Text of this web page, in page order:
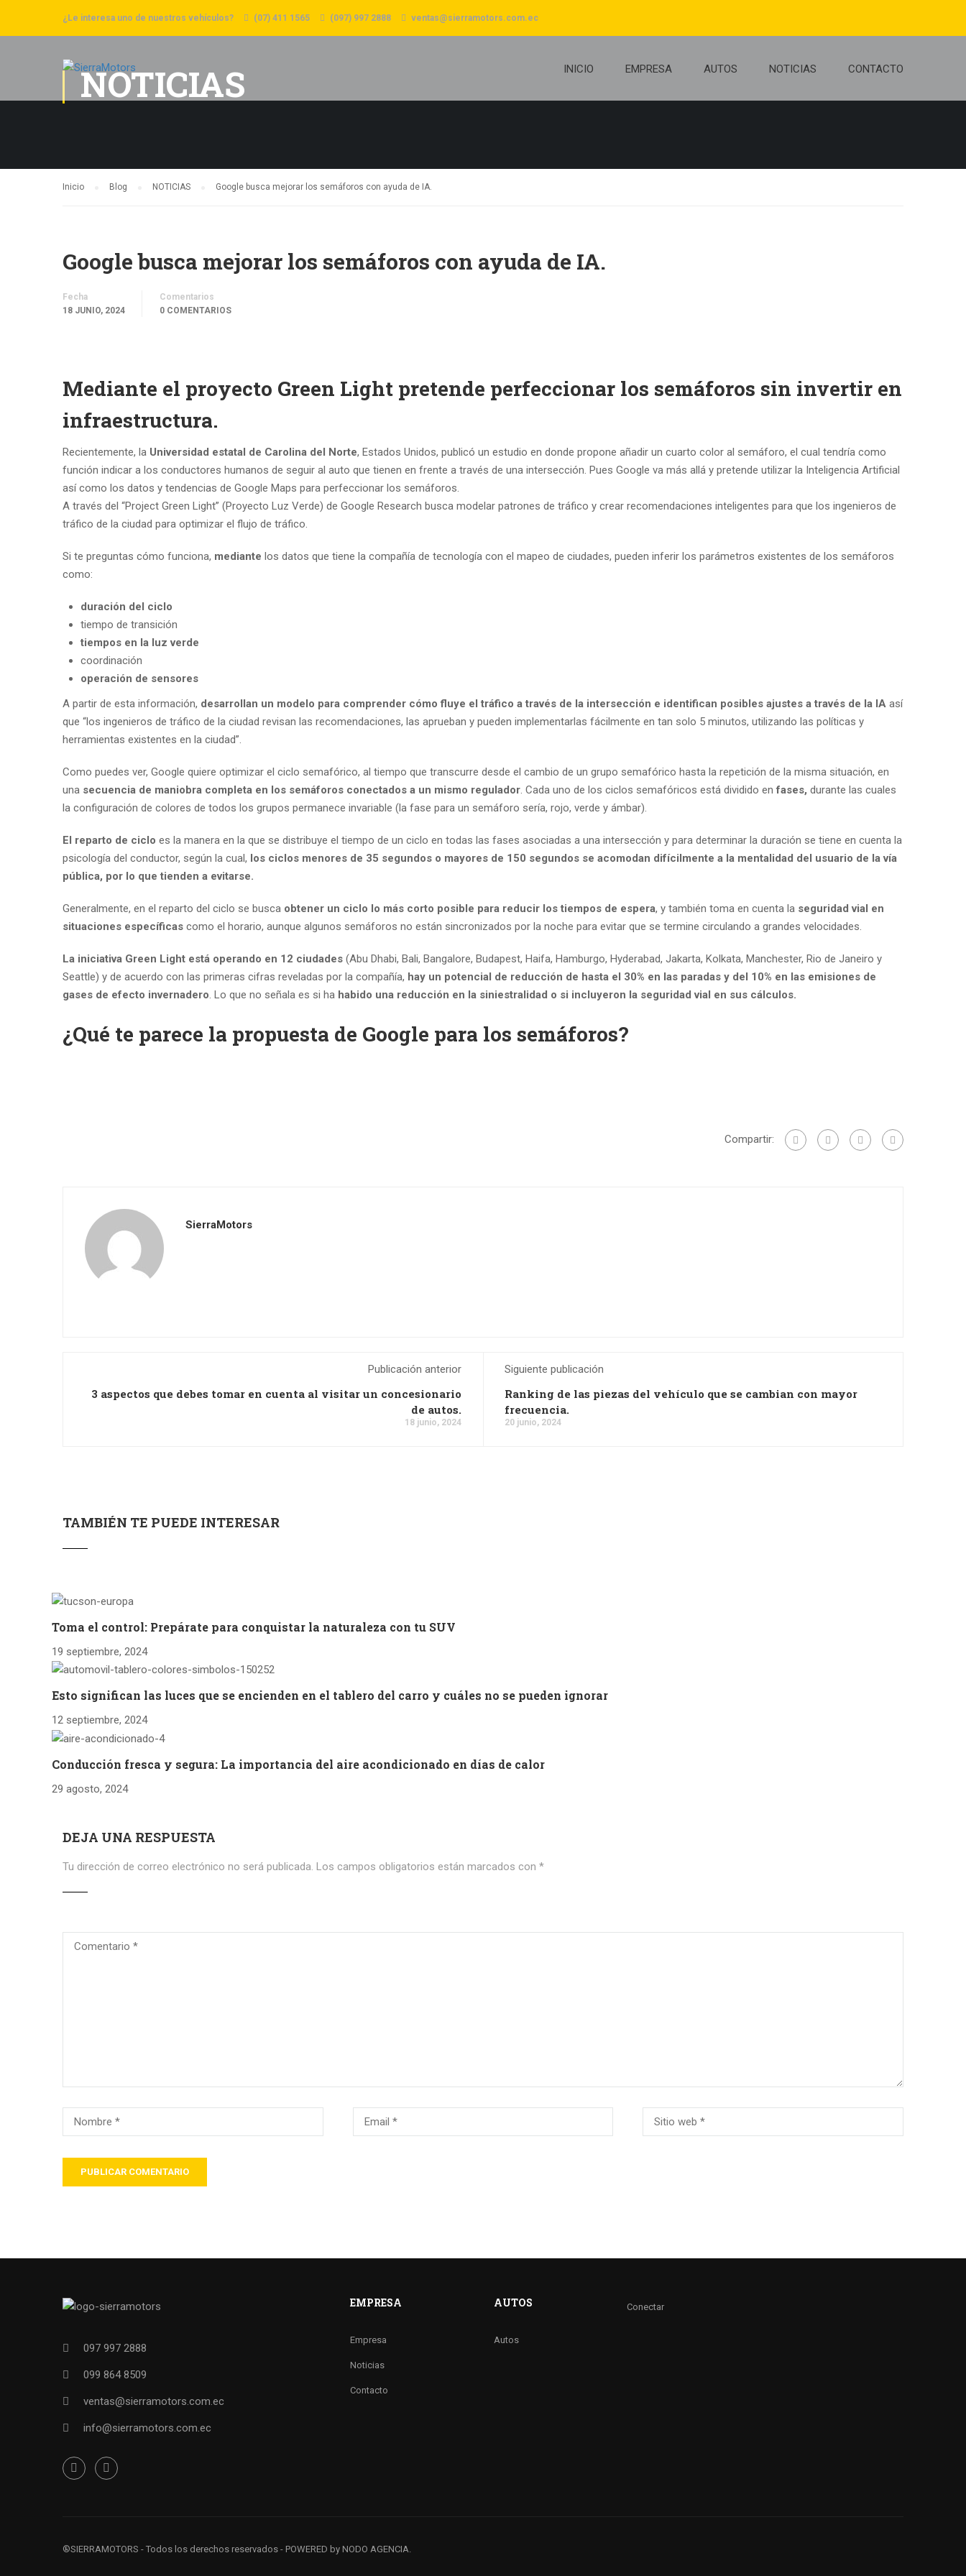
¿Le interesa uno de nuestros vehículos? (07) 411 1565 (097) 997 2888 ventas@sierramotors.com.ec
INICIO EMPRESA AUTOS NOTICIAS CONTACTO
NOTICIAS
Inicio Blog NOTICIAS Google busca mejorar los semáforos con ayuda de IA.
Google busca mejorar los semáforos con ayuda de IA.
Fecha
18 JUNIO, 2024
Comentarios
0 COMENTARIOS
Mediante el proyecto Green Light pretende perfeccionar los semáforos sin invertir en
infraestructura.
Recientemente, la Universidad estatal de Carolina del Norte, Estados Unidos, publicó un estudio en donde propone añadir un cuarto color al semáforo, el cual tendría como
función indicar a los conductores humanos de seguir al auto que tienen en frente a través de una intersección. Pues Google va más allá y pretende utilizar la Inteligencia Artificial
así como los datos y tendencias de Google Maps para perfeccionar los semáforos.
A través del “Project Green Light” (Proyecto Luz Verde) de Google Research busca modelar patrones de tráfico y crear recomendaciones inteligentes para que los ingenieros de
tráfico de la ciudad para optimizar el flujo de tráfico.
Si te preguntas cómo funciona, mediante los datos que tiene la compañía de tecnología con el mapeo de ciudades, pueden inferir los parámetros existentes de los semáforos
como:
duración del ciclo
tiempo de transición
tiempos en la luz verde
coordinación
operación de sensores
A partir de esta información, desarrollan un modelo para comprender cómo fluye el tráfico a través de la intersección e identifican posibles ajustes a través de la IA así
que “los ingenieros de tráfico de la ciudad revisan las recomendaciones, las aprueban y pueden implementarlas fácilmente en tan solo 5 minutos, utilizando las políticas y
herramientas existentes en la ciudad”.
Como puedes ver, Google quiere optimizar el ciclo semafórico, al tiempo que transcurre desde el cambio de un grupo semafórico hasta la repetición de la misma situación, en
una secuencia de maniobra completa en los semáforos conectados a un mismo regulador. Cada uno de los ciclos semafóricos está dividido enfases, durante las cuales
la configuración de colores de todos los grupos permanece invariable (la fase para un semáforo sería, rojo, verde y ámbar).
El reparto de ciclo es la manera en la que se distribuye el tiempo de un ciclo en todas las fases asociadas a una intersección y para determinar la duración se tiene en cuenta la
psicología del conductor, según la cual, los ciclos menores de 35 segundos o mayores de 150 segundos se acomodan difícilmente a la mentalidad del usuario de la vía
pública, por lo que tienden a evitarse.
Generalmente, en el reparto del ciclo se busca obtener un ciclo lo más corto posible para reducir los tiempos de espera, y también toma en cuenta la seguridad vial en
situaciones específicas como el horario, aunque algunos semáforos no están sincronizados por la noche para evitar que se termine circulando a grandes velocidades.
La iniciativa Green Light está operando en 12 ciudades (Abu Dhabi, Bali, Bangalore, Budapest, Haifa, Hamburgo, Hyderabad, Jakarta, Kolkata, Manchester, Rio de Janeiro y
Seattle) y de acuerdo con las primeras cifras reveladas por la compañía, hay un potencial de reducción de hasta el 30% en las paradas y del 10% en las emisiones de
gases de efecto invernadero. Lo que no señala es si ha habido una reducción en la siniestralidad o si incluyeron la seguridad vial en sus cálculos.
¿Qué te parece la propuesta de Google para los semáforos?
Compartir:
SierraMotors
Publicación anterior
3 aspectos que debes tomar en cuenta al visitar un concesionario
de autos.
18 junio, 2024
Siguiente publicación
Ranking de las piezas del vehículo que se cambian con mayor
frecuencia.
20 junio, 2024
TAMBIÉN TE PUEDE INTERESAR
Toma el control: Prepárate para conquistar la naturaleza con tu SUV
19 septiembre, 2024
Esto significan las luces que se encienden en el tablero del carro y cuáles no se pueden ignorar
12 septiembre, 2024
Conducción fresca y segura: La importancia del aire acondicionado en días de calor
29 agosto, 2024
DEJA UNA RESPUESTA
Tu dirección de correo electrónico no será publicada. Los campos obligatorios están marcados con *
097 997 2888
099 864 8509
ventas@sierramotors.com.ec
info@sierramotors.com.ec
EMPRESA
Empresa
Noticias
Contacto
AUTOS
Autos
Conectar
®SIERRAMOTORS - Todos los derechos reservados - POWERED by NODO AGENCIA